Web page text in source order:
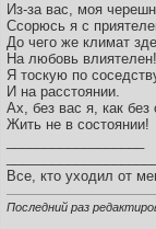
Из-за вас, моя
Ссорюсь я с
До чего же климат
Hа любовь влиятелен!
Я тоскую по
И на расстоянии.
Ах, без вас я, как без
Жить не в состоянии!
Все, кто уходил от
Последний раз